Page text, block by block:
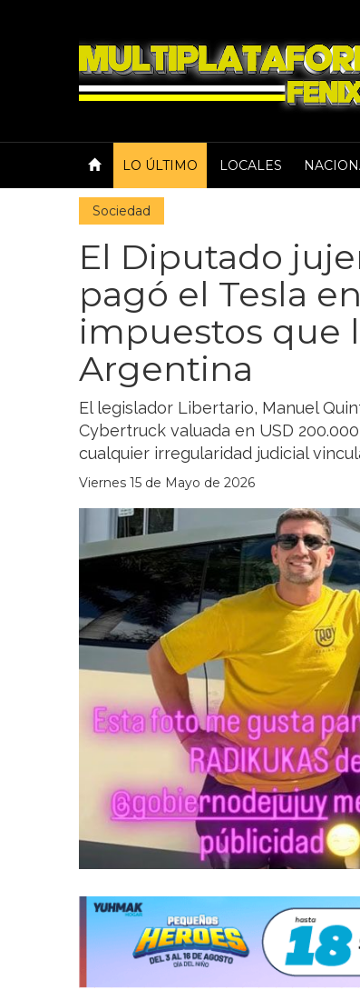
LO ÚLTIMO LOCALES
Sociedad
El Diputado
pagó el Tesla
impuestos que
Argentina
El legislador Libertario, Manuel
Cybertruck valuada en USD
cualquier irregularidad judicial
Viernes 15 de Mayo de 2026